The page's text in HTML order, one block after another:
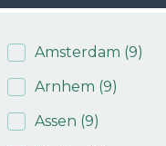
Amsterdam (9)
Arnhem (9)
Assen (9)